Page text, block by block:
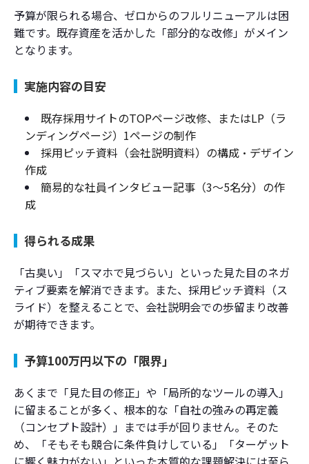
予算が限られる場合、ゼロからのフルリニューアルは困
難です。既存資産を活かした「部分的な改修」がメイン
となります。
実施内容の目安
既存採用サイトのTOPページ改修、またはLP（ラ
ンディングページ）1ページの制作
採用ピッチ資料（会社説明資料）の構成・デザイン
作成
簡易的な社員インタビュー記事（3〜5名分）の作
成
得られる成果
「古臭い」「スマホで見づらい」といった見た目のネガ
ティブ要素を解消できます。また、採用ピッチ資料（ス
ライド）を整えることで、会社説明会での歩留まり改善
が期待できます。
予算100万円以下の「限界」
あくまで「見た目の修正」や「局所的なツールの導入」
に留まることが多く、根本的な「自社の強みの再定義
（コンセプト設計）」までは手が回りません。そのた
め、「そもそも競合に条件負けしている」「ターゲット